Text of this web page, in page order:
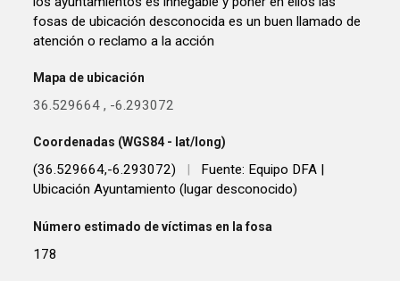
fosas de ubicación desconocida es un buen llamado de
atención o reclamo a la acción
Mapa de ubicación
36.529664 , -6.293072
Coordenadas (WGS84 - lat/long)
(36.529664,-6.293072)
Fuente: Equipo DFA |
Ubicación Ayuntamiento (lugar desconocido)
Número estimado de víctimas en la fosa
178